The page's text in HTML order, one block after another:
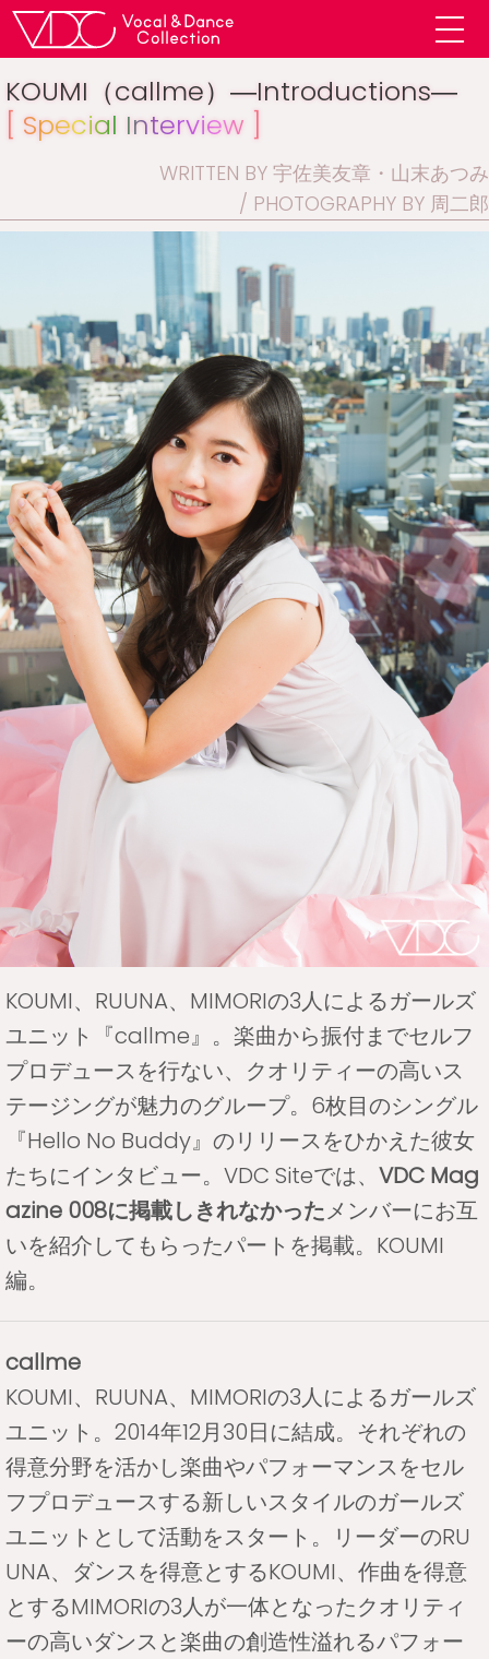
KOUMI（callme）―Introductions―
[ Special Interview ]
WRITTEN BY 宇佐美友章・山末あつみ
PHOTOGRAPHY BY 周二郎
KOUMI、RUUNA、MIMORIの3人によるガールズ
ユニット『callme』。楽曲から振付までセルフ
プロデュースを行ない、クオリティーの高いス
テージングが魅力のグループ。6枚目のシングル
『Hello No Buddy』のリリースをひかえた彼女
たちにインタビュー。VDC Siteでは、 VDC Mag
azine 008に掲載しきれなかったメンバーにお互
いを紹介してもらったパートを掲載。KOUMI
編。
callme
KOUMI、RUUNA、MIMORIの3人によるガールズ
ユニット。2014年12月30日に結成。それぞれの
得意分野を活かし楽曲やパフォーマンスをセル
フプロデュースする新しいスタイルのガールズ
ユニットとして活動をスタート。リーダーのRU
UNA、ダンスを得意とするKOUMI、作曲を得意
とするMIMORIの3人が一体となったクオリティ
ーの高いダンスと楽曲の創造性溢れるパフォー